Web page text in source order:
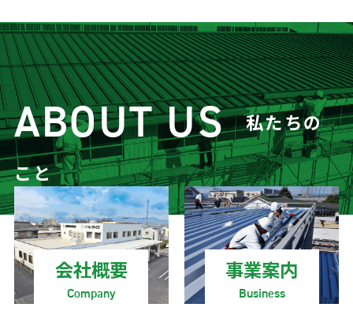
ABOUT US 私たちの
こと
会社概要
Company
事業案内
Business